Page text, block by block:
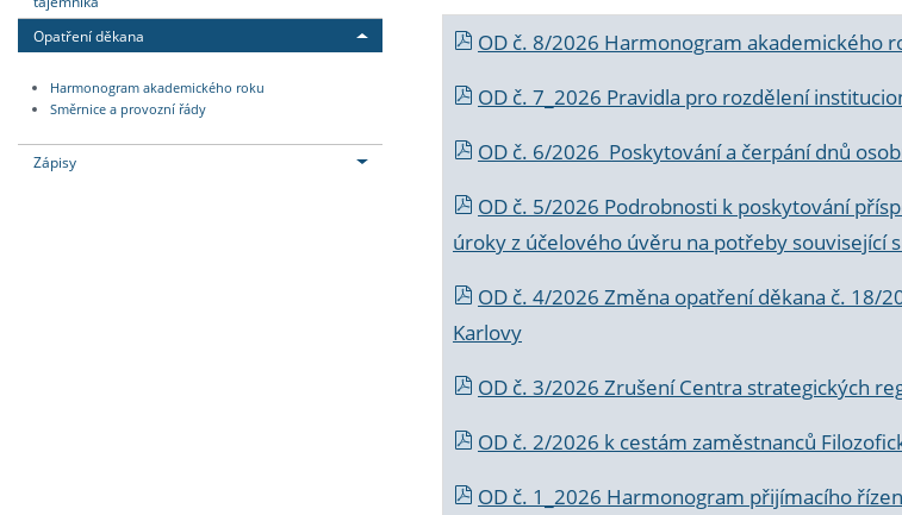
Opatření děkana
Harmonogram akademického roku
Směrnice a provozní řády
Zápisy
OD č. 8/2026 Harmonogram akademického
OD č. 7_2026 Pravidla pro rozdělení
OD č. 6/2026 Poskytování a čerpání dnů
OD č. 5/2026 Podrobnosti k poskytování
úroky z účelového úvěru na potřeby související
OD č. 4/2026 Změna opatření děkana č. 18/
Karlovy
OD č. 3/2026 Zrušení Centra strategických
OD č. 2/2026 k cestám zaměstnanců
OD č. 1_2026 Harmonogram přijímacího